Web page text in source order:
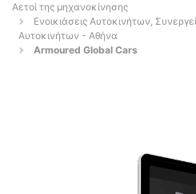
Αετοί της μηχανοκίνησης
Ενοικιάσεις Αυτοκινήτων,
Αυτοκινήτων - Αθήνα
Armoured Global Cars